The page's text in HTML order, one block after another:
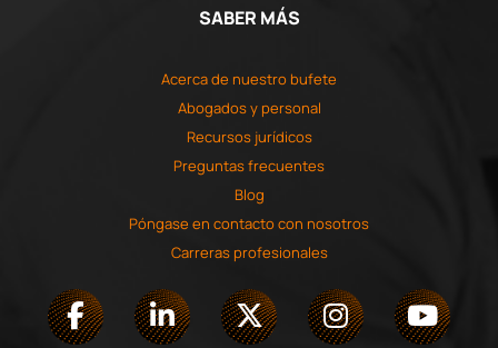
SABER MÁS
Acerca de nuestro bufete
Abogados y personal
Recursos jurídicos
Preguntas frecuentes
Blog
Póngase en contacto con nosotros
Carreras profesionales